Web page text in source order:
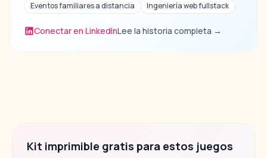
Eventos familiares a distancia
Ingeniería web fullstack
Conectar en LinkedInLee la historia completa →
Kit imprimible gratis para estos juegos